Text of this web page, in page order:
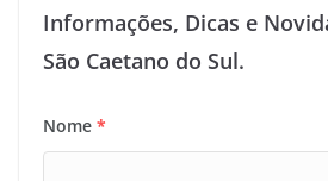
Informações, Dicas e
São Caetano do Sul.
Nome *